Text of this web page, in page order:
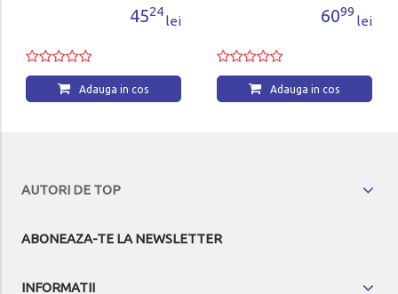
4524
lei
Adauga in cos
6099
lei
Adauga in cos
AUTORI DE TOP
ABONEAZA-TE LA NEWSLETTER
INFORMATII